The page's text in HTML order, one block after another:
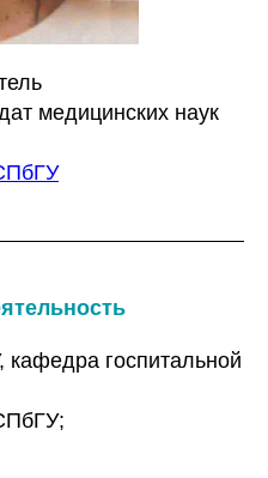
медицинских наук
госпитальной